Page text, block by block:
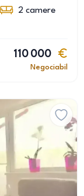
2 camere
110 000
Negociabil